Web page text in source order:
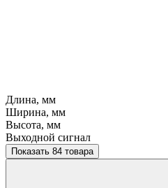
Длина, мм
Ширина, мм
Высота, мм
Выходной сигнал
Показать 84 товара